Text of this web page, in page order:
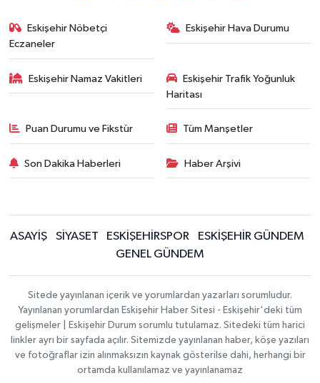
Eskişehir Nöbetçi
Eczaneler
Eskişehir Hava Durumu
Eskişehir Namaz Vakitleri
Eskişehir Trafik Yoğunluk
Haritası
Puan Durumu ve Fikstür Tüm Manşetler
Son Dakika Haberleri Haber Arşivi
ASAYİŞ SİYASET ESKİŞEHİRSPOR
ESKİŞEHİR GÜNDEM
GENEL GÜNDEM
Sitede yayınlanan içerik ve yorumlardan yazarları sorumludur.
Yayınlanan yorumlardan Eskişehir Haber Sitesi - Eskişehir'deki tüm
gelişmeler | Eskişehir Durum sorumlu tutulamaz. Sitedeki tüm harici
linkler ayrı bir sayfada açılır. Sitemizde yayınlanan haber, köşe yazıları
ve fotoğraflar izin alınmaksızın kaynak gösterilse dahi, herhangi bir
ortamda kullanılamaz ve yayınlanamaz